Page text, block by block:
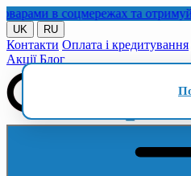
в соцмережах та отримуйте
UK RU
Контакти Оплата і кредитування
Акції Блог